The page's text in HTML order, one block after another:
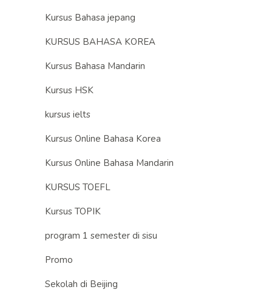
Kursus Bahasa jepang
KURSUS BAHASA KOREA
Kursus Bahasa Mandarin
Kursus HSK
kursus ielts
Kursus Online Bahasa Korea
Kursus Online Bahasa Mandarin
KURSUS TOEFL
Kursus TOPIK
program 1 semester di sisu
Promo
Sekolah di Beijing